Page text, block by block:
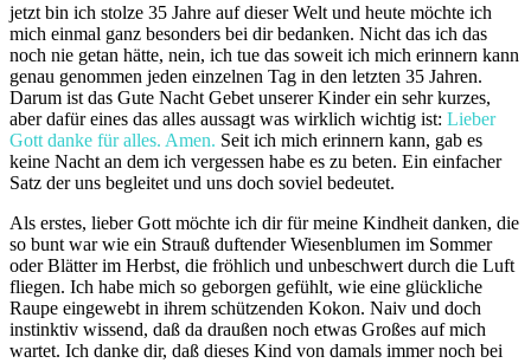
jetzt bin ich stolze 35 Jahre auf dieser Welt und heute möchte ich
mich einmal ganz besonders bei dir bedanken. Nicht das ich das
noch nie getan hätte, nein, ich tue das soweit ich mich erinnern kann
genau genommen jeden einzelnen Tag in den letzten 35 Jahren.
Darum ist das Gute Nacht Gebet unserer Kinder ein sehr kurzes,
aber dafür eines das alles aussagt was wirklich wichtig ist: Lieber
Gott danke für alles. Amen. Seit ich mich erinnern kann, gab es
keine Nacht an dem ich vergessen habe es zu beten. Ein einfacher
Satz der uns begleitet und uns doch soviel bedeutet.
Als erstes, lieber Gott möchte ich dir für meine Kindheit danken, die
so bunt war wie ein Strauß duftender Wiesenblumen im Sommer
oder Blätter im Herbst, die fröhlich und unbeschwert durch die Luft
fliegen. Ich habe mich so geborgen gefühlt, wie eine glückliche
Raupe eingewebt in ihrem schützenden Kokon. Naiv und doch
instinktiv wissend, daß da draußen noch etwas Großes auf mich
wartet. Ich danke dir, daß dieses Kind von damals immer noch bei